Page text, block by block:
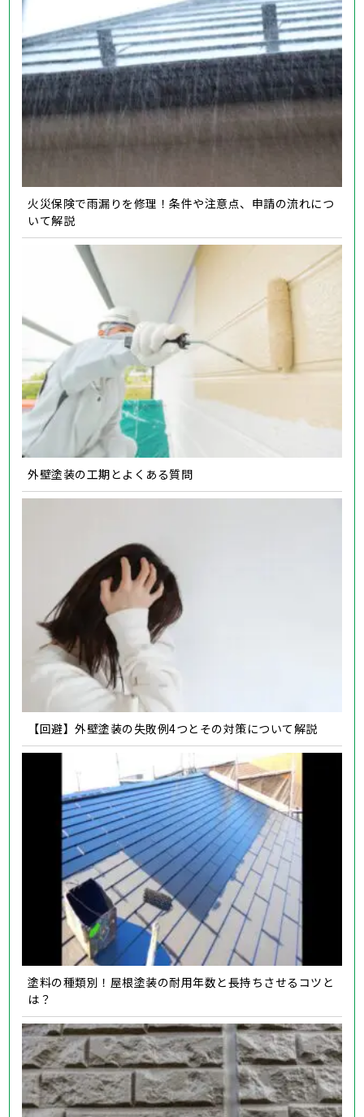
火災保険で雨漏りを修理！条件や注意点、申請の流れにつ
いて解説
外壁塗装の工期とよくある質問
【回避】外壁塗装の失敗例4つとその対策について解説
塗料の種類別！屋根塗装の耐用年数と長持ちさせるコツと
は？